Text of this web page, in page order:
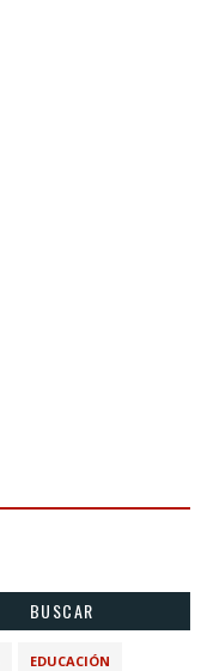
BUSCAR
EDUCACIÓN